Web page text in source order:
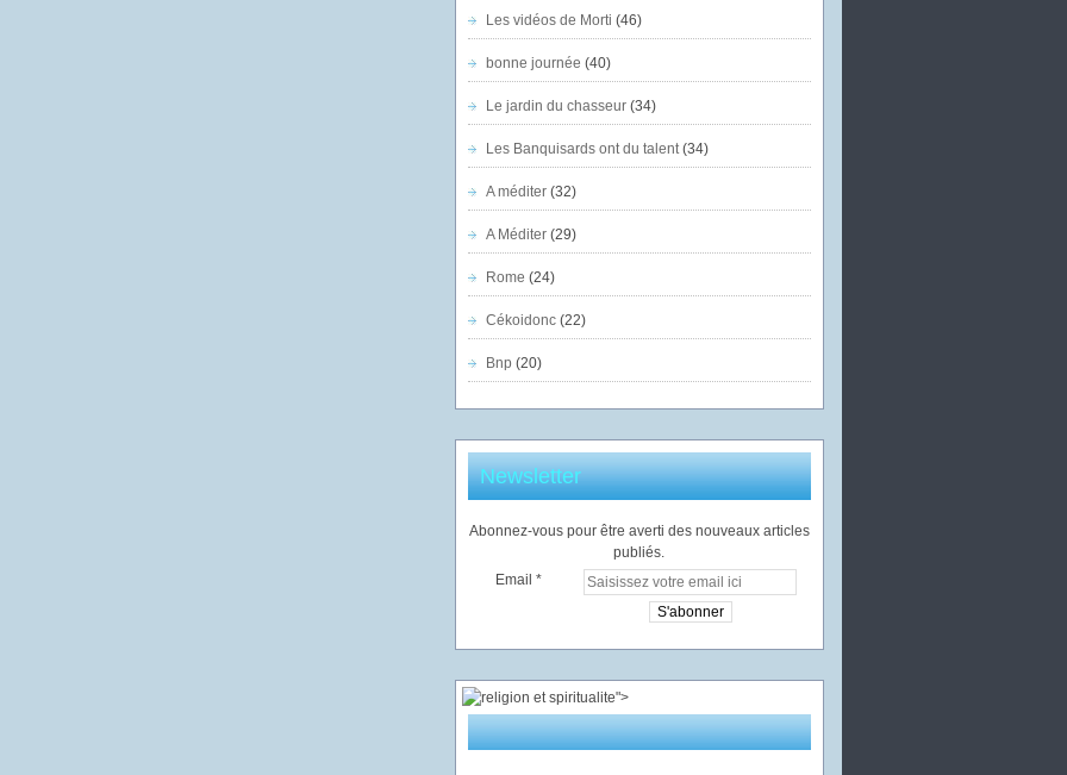
Les vidéos de Morti (46)
bonne journée (40)
Le jardin du chasseur(34)
Les Banquisards ont du talent(34)
A méditer(32)
A Méditer(29)
Rome (24)
Cékoidonc(22)
Bnp (20)
Newsletter
Abonnez-vous pour être averti des nouveaux articles
publiés.
Email
">